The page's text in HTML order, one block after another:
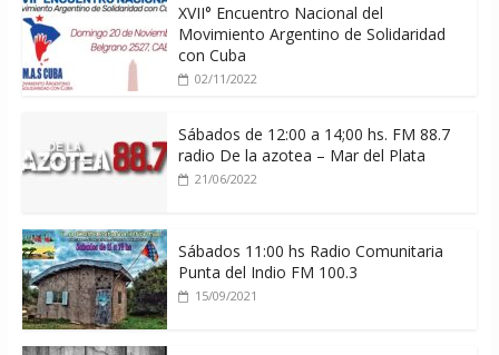
XVII° Encuentro Nacional del
Movimiento Argentino de Solidaridad
con Cuba
02/11/2022
Sábados de 12:00 a 14;00 hs. FM 88.7
radio De la azotea – Mar del Plata
21/06/2022
Sábados 11:00 hs Radio Comunitaria
Punta del Indio FM 100.3
15/09/2021